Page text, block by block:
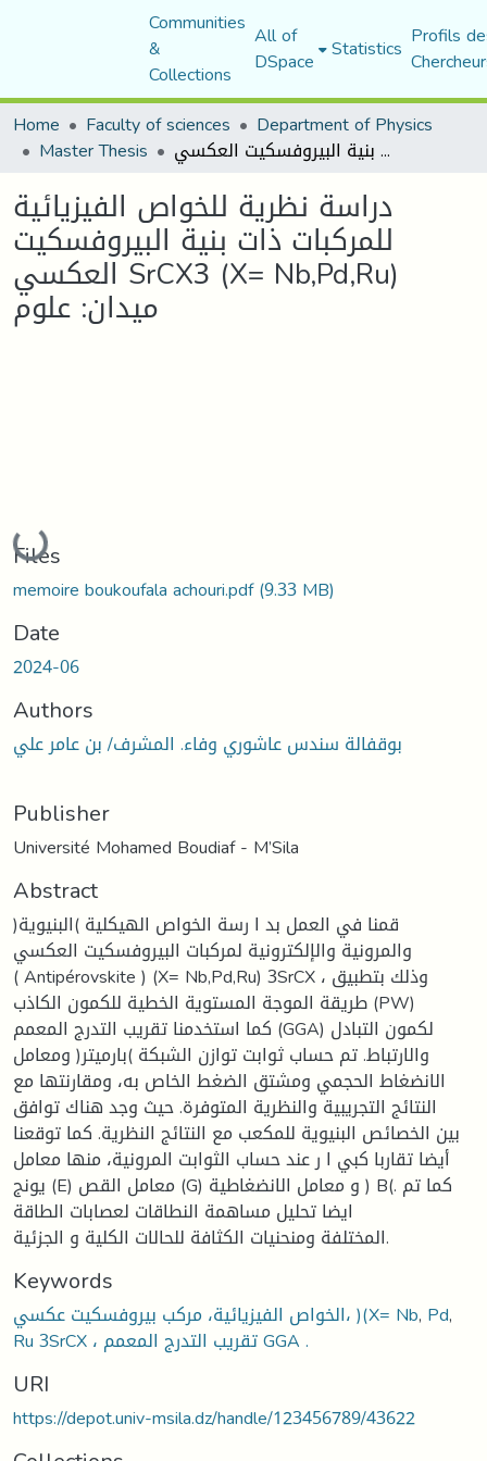
Communities
&
Collections
All of
DSpace Statistics Profils
Home
Faculty of sciences Department of Physics
Master Thesis دراسة نظرية للخواص الفيزيائية للمركبات ذات بنية البيروفسكيت العكسي SrCX3 (X= Nb,Pd,Ru) ميدان: علوم
دراسة نظرية للخواص الفيزيائية
للمركبات ذات بنية البيروفسكيت
العكسي SrCX3 (X= Nb,Pd,Ru)
ميدان: علوم
Loading...
Files
memoire boukoufala achouri.pdf(9.33 MB)
Date
2024-06
Authors
بوقفالة سندس عاشوري وفاء. المشرف/ بن عامر علي
Publisher
Université Mohamed Boudiaf - M’Sila
Abstract
قمنا في العمل بد ا رسة الخواص الهيكلية )البنيوية(
والمرونية والإلكترونية لمركبات البيروفسكيت العكسي
( Antipérovskite ) (X= Nb,Pd,Ru) 3SrCX ، وذلك بتطبيق
طريقة الموجة المستوية الخطية للكمون الكاذب (PW)
كما استخدمنا تقريب التدرج المعمم (GGA) لكمون التبادل
والارتباط. تم حساب ثوابت توازن الشبكة )بارميتر( ومعامل
الانضغاط الحجمي ومشتق الضغط الخاص به، ومقارنتها مع
النتائج التجريبية والنظرية المتوفرة. حيث وجد هناك توافق
بين الخصائص البنيوية للمكعب مع النتائج النظرية. كما توقعنا
أيضا تقاربا كبي ا ر عند حساب الثوابت المرونية، منها معامل
يونج (E) معامل القص (G) و معامل الانضغاطية ) B(. كما تم
ايضا تحليل مساهمة النطاقات لعصابات الطاقة
المختلفة ومنحنيات الكثافة للحالات الكلية و الجزئية.
Keywords
الخواص الفيزيائية، مركب بيروفسكيت عكسي، )(X= Nb, Pd,
Ru 3SrCX ، تقريب التدرج المعمم GGA .
URI
https://depot.univ-msila.dz/handle/123456789/43622